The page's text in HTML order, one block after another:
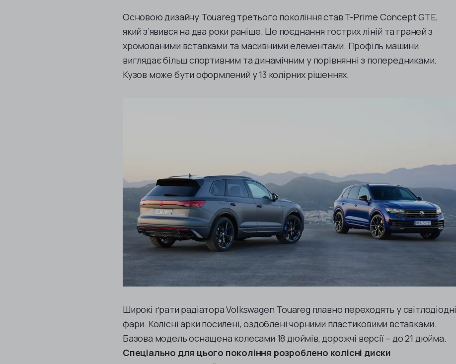
Основою дизайну Touareg третього покоління став T-Prime Concept GTE,
який з’явився на два роки раніше. Це поєднання гострих ліній та граней з
хромованими вставками та масивними елементами. Профіль машини
виглядає більш спортивним та динамічним у порівнянні з попередниками.
Кузов може бути оформлений у 13 колірних рішеннях.
Широкі ґрати радіатора Volkswagen Touareg плавно переходять у світлодіодні
фари. Колісні арки посилені, оздоблені чорними пластиковими вставками.
Базова модель оснащена колесами 18 дюймів, дорожчі версії – до 21 дюйма.
Спеціально для цього покоління розроблено колісні диски